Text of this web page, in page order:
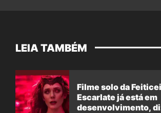
LEIA TAMBÉM
Filme solo da
Escarlate já está em
desenvolvimento,